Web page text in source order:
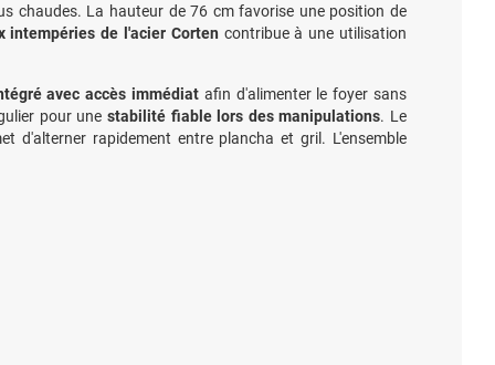
chaudes. La hauteur de 76 cm favorise une position de
intempéries de l'acier Corten contribue à une utilisation
avec accès immédiat afin d'alimenter le foyer sans
pour une stabilité fiable lors des manipulations. Le
d'alterner rapidement entre plancha et gril. L'ensemble